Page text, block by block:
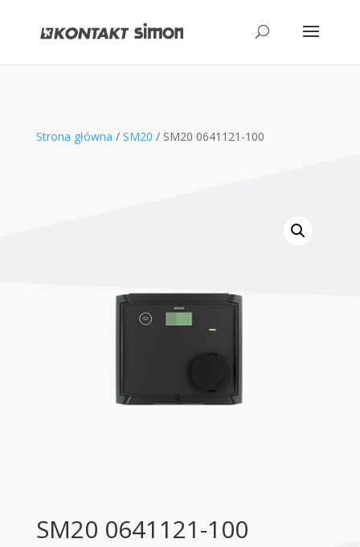
Strona główna / SM20 / SM20 0641121-100
SM20 0641121-100